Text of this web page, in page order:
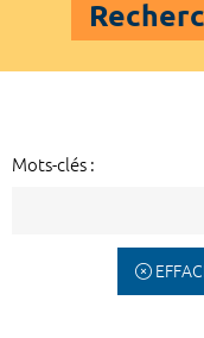
Mots-clés :